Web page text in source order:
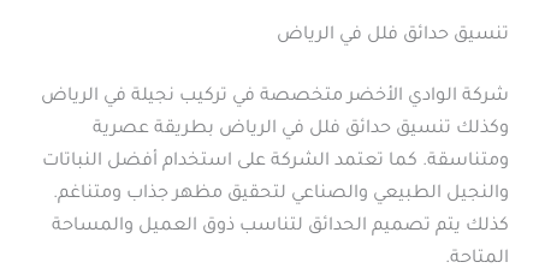
تنسيق حدائق فلل في الرياض
شركة الوادي الأخضر متخصصة في تركيب نجيلة في الرياض
وكذلك تنسيق حدائق فلل في الرياض بطريقة عصرية
ومتناسقة. كما تعتمد الشركة على استخدام أفضل النباتات
والنجيل الطبيعي والصناعي لتحقيق مظهر جذاب ومتناغم.
كذلك يتم تصميم الحدائق لتناسب ذوق العميل والمساحة
المتاحة.